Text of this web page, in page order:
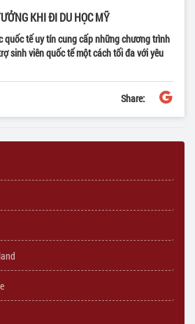
KHI ĐI DU HỌC MỸ
quốc tế uy tín cung cấp những chương trình
sinh viên quốc tế một cách tối đa với yêu
Share: